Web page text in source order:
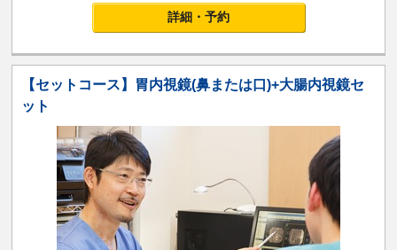
詳細・予約
【セットコース】胃内視鏡(鼻または口)+大腸内視鏡セ
ット